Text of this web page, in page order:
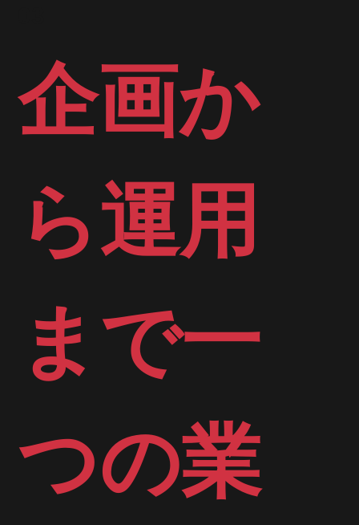
企画か
ら運用
まで一
つの業